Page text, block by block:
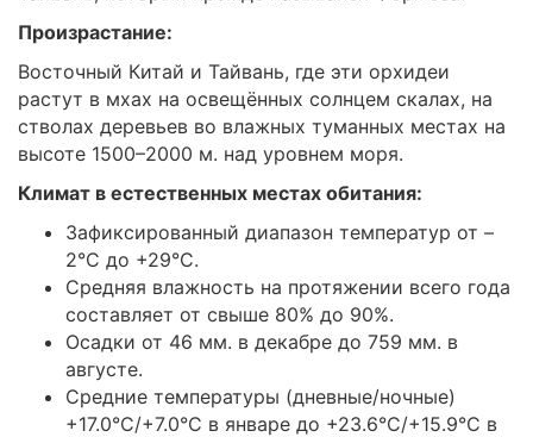
Произрастание:
Восточный Китай и Тайвань, где эти орхидеи
растут в мхах на освещённых солнцем скалах, на
стволах деревьев во влажных туманных местах на
высоте 1500–2000 м. над уровнем моря.
Климат в естественных местах обитания:
Зафиксированный диапазон температур от –
2°C до +29°C.
Средняя влажность на протяжении всего года
составляет от свыше 80% до 90%.
Осадки от 46 мм. в декабре до 759 мм. в
августе.
Средние температуры (дневные/ночные)
+17.0°C/+7.0°C в январе до +23.6°C/+15.9°C в